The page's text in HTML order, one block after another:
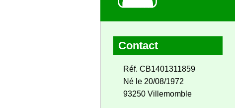
Contact
Réf. CB1401311859
Né le 20/08/1972
93250 Villemomble